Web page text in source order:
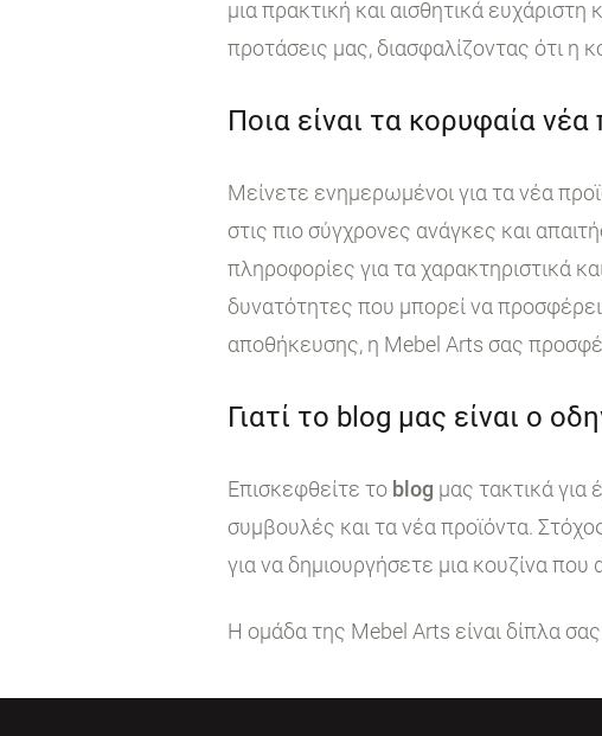
μια πρακτική και αισθητικά
προτάσεις μας, διασφαλίζοντας ότι η
Ποια είναι τα κορυφαία
Μείνετε ενημερωμένοι για τα νέα
στις πιο σύγχρονες ανάγκες και
πληροφορίες για τα χαρακτηριστικά
δυνατότητες που μπορεί να
αποθήκευσης, η Mebel Arts σας
Γιατί το blog μας είναι ο
Επισκεφθείτε το blog μας τακτικά για
συμβουλές και τα νέα προϊόντα.
για να δημιουργήσετε μια κουζίνα που
Η ομάδα της Mebel Arts είναι δίπλα